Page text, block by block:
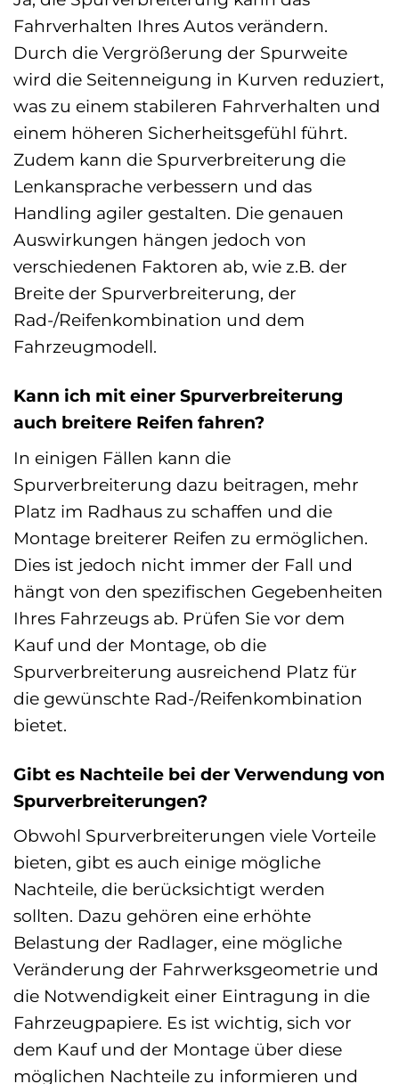
Fahrverhalten Ihres Autos verändern.
Durch die Vergrößerung der Spurweite
wird die Seitenneigung in Kurven reduziert,
was zu einem stabileren Fahrverhalten und
einem höheren Sicherheitsgefühl führt.
Zudem kann die Spurverbreiterung die
Lenkansprache verbessern und das
Handling agiler gestalten. Die genauen
Auswirkungen hängen jedoch von
verschiedenen Faktoren ab, wie z.B. der
Breite der Spurverbreiterung, der
Rad-/Reifenkombination und dem
Fahrzeugmodell.
Kann ich mit einer Spurverbreiterung
auch breitere Reifen fahren?
In einigen Fällen kann die
Spurverbreiterung dazu beitragen, mehr
Platz im Radhaus zu schaffen und die
Montage breiterer Reifen zu ermöglichen.
Dies ist jedoch nicht immer der Fall und
hängt von den spezifischen Gegebenheiten
Ihres Fahrzeugs ab. Prüfen Sie vor dem
Kauf und der Montage, ob die
Spurverbreiterung ausreichend Platz für
die gewünschte Rad-/Reifenkombination
bietet.
Gibt es Nachteile bei der Verwendung von
Spurverbreiterungen?
Obwohl Spurverbreiterungen viele Vorteile
bieten, gibt es auch einige mögliche
Nachteile, die berücksichtigt werden
sollten. Dazu gehören eine erhöhte
Belastung der Radlager, eine mögliche
Veränderung der Fahrwerksgeometrie und
die Notwendigkeit einer Eintragung in die
Fahrzeugpapiere. Es ist wichtig, sich vor
dem Kauf und der Montage über diese
möglichen Nachteile zu informieren und